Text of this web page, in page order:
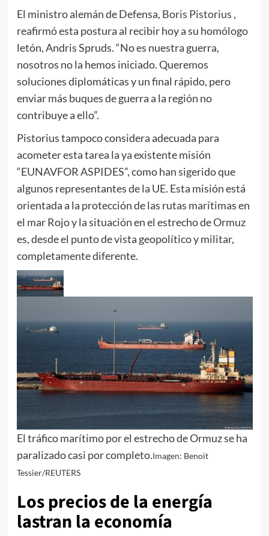
El ministro alemán de Defensa, Boris Pistorius ,
reafirmó esta postura al recibir hoy a su homólogo
letón, Andris Spruds. “No es nuestra guerra,
nosotros no la hemos iniciado. Queremos
soluciones diplomáticas y un final rápido, pero
enviar más buques de guerra a la región no
contribuye a ello”.
Pistorius tampoco considera adecuada para
acometer esta tarea la ya existente misión
“EUNAVFOR ASPIDES”, como han sigerido que
algunos representantes de la UE. Esta misión está
orientada a la protección de las rutas marítimas en
el mar Rojo y la situación en el estrecho de Ormuz
es, desde el punto de vista geopolítico y militar,
completamente diferente.
El tráfico marítimo por el estrecho de Ormuz se ha
paralizado casi por completo.Imagen: Benoit
Tessier/REUTERS
Los precios de la energía
lastran la economía